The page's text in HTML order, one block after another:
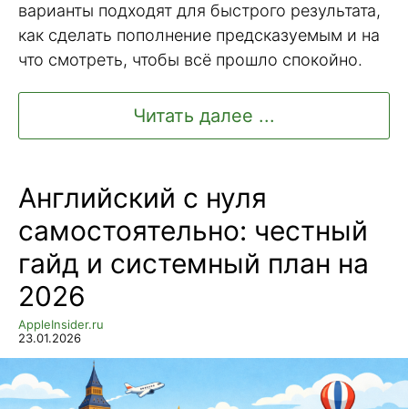
варианты подходят для быстрого результата,
как сделать пополнение предсказуемым и на
что смотреть, чтобы всё прошло спокойно.
Читать далее ...
Английский с нуля
самостоятельно: честный
гайд и системный план на
2026
AppleInsider.ru
23.01.2026